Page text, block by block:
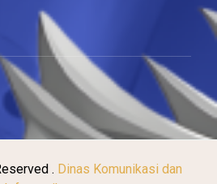
. Dinas Komunikasi dan